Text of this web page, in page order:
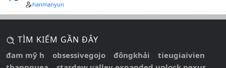
hanmanyun
TÌM KIẾM GẦN ĐÂY
đam mỹ h obsessivegojo đôngkhải
tieugiaivien